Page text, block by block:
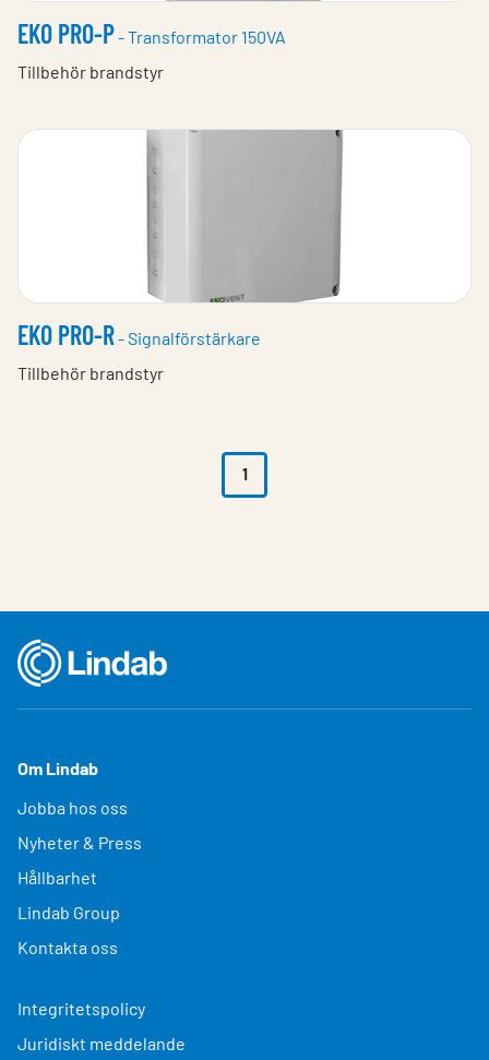
EKO PRO-P- Transformator 150VA
Tillbehör brandstyr
EKO PRO-R- Signalförstärkare
Tillbehör brandstyr
1
Om Lindab
Jobba hos oss
Nyheter & Press
Hållbarhet
Lindab Group
Kontakta oss
Integritetspolicy
Juridiskt meddelande